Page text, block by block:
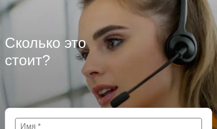
Сколько это
стоит?